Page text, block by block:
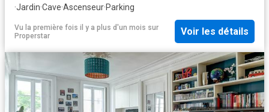
·Jardin·Cave·Ascenseur·Parking
Vu la première fois il y a plus d'un mois sur
Properstar
Voir les détails